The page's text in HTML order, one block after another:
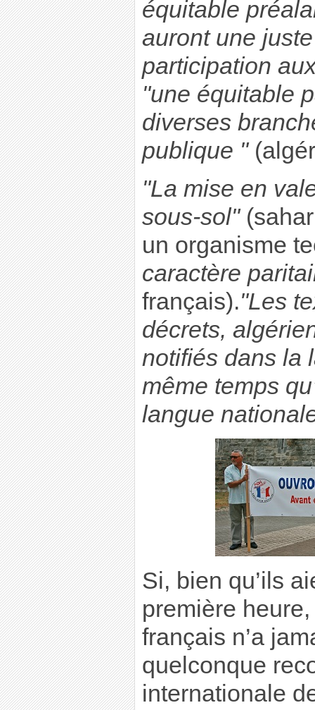
équitable
auront une
participation
"une équitable
diverses
publique "
"La mise en
sous-sol"
un organisme
caractère
français)."Les
décrets,
notifiés dans la
même temps
langue
Si, bien qu’ils
première
français n’a
quelconque
internationale